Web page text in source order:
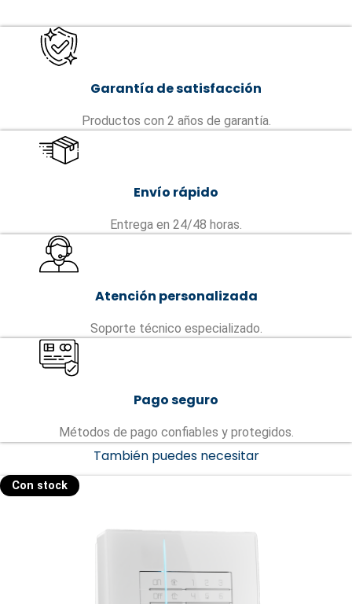
Garantía de satisfacción
Productos con 2 años de garantía.
Envío rápido
Entrega en 24/48 horas.
Atención personalizada
Soporte técnico especializado.
Pago seguro
Métodos de pago confiables y protegidos.
También puedes necesitar
Con stock